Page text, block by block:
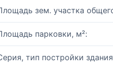
зем. участка
парковки, м²:
тип постройки